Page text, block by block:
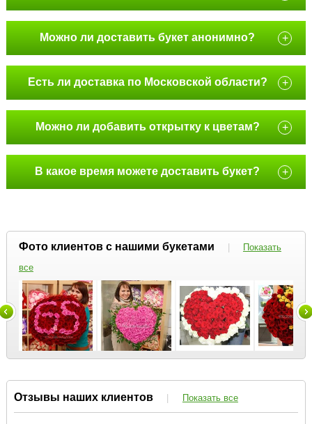
Можно ли доставить букет анонимно? +
Есть ли доставка по Московской области? +
Можно ли добавить открытку к цветам? +
В какое время можете доставить букет? +
Фото клиентов с нашими букетами |
Показать
все
Отзывы наших клиентов | Показать все